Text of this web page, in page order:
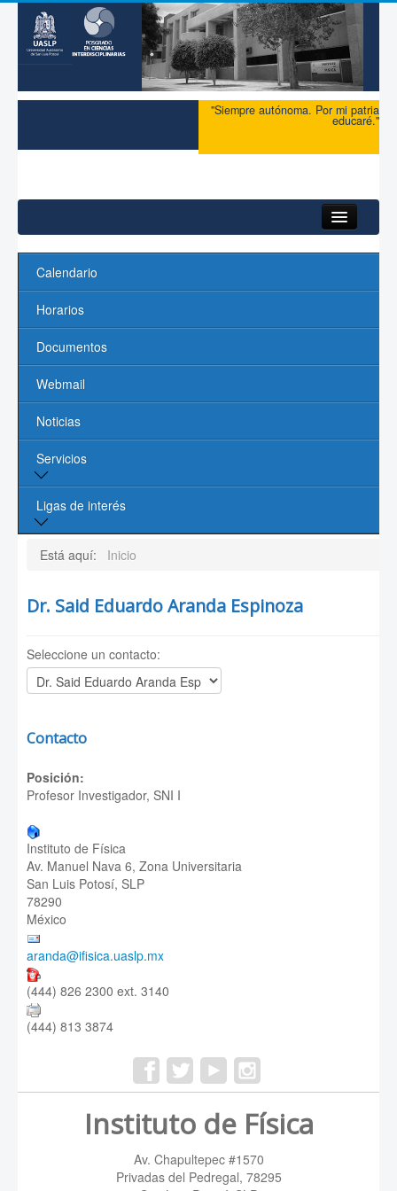
"Siempre autónoma. Por mi patria
educaré."
Inicio
Acerca del PCI
Maestría
Profesores
Líneas de Investigación
Contacto
Calendario
Horarios
Documentos
Webmail
Noticias
Servicios
Biblioteca
Ligas de interés
Página de la UASLP
Sociedad Mexicana de Física
Está aquí: Inicio
Dr. Said Eduardo Aranda Espinoza
Seleccione un contacto:
Contacto
Posición:
Profesor Investigador, SNI I
Instituto de Física
Av. Manuel Nava 6, Zona Universitaria
San Luis Potosí, SLP
78290
México
aranda@ifisica.uaslp.mx
(444) 826 2300 ext. 3140
(444) 813 3874
Instituto de Física
Av. Chapultepec #1570
Privadas del Pedregal, 78295